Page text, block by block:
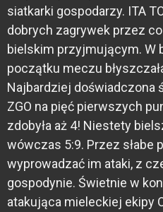
siatkarki gospodarzy. ITA
dobrych zagrywek przez
bielskim przyjmującym. W
początku meczu
Najbardziej doświadczona
ZGO na pięć pierwszych
zdobyła aż 4! Niestety
wówczas 5:9. Przez słabe
wyprowadzać im ataki, z
gospodynie. Świetnie w
atakująca mieleckiej ekipy